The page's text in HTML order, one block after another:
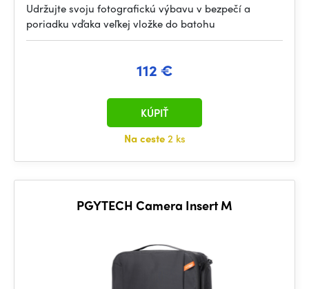
Udržujte svoju fotografickú výbavu v bezpečí a
poriadku vďaka veľkej vložke do batohu
112 €
Na ceste2 ks
KÚPIŤ
PGYTECH Camera Insert M